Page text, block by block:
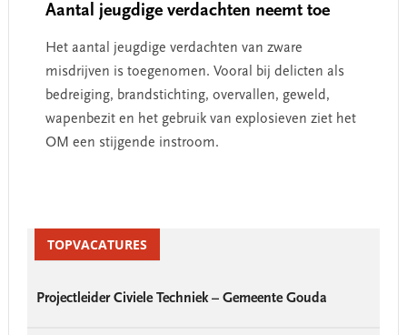
Aantal jeugdige verdachten neemt toe
Het aantal jeugdige verdachten van zware
misdrijven is toegenomen. Vooral bij delicten als
bedreiging, brandstichting, overvallen, geweld,
wapenbezit en het gebruik van explosieven ziet het
OM een stijgende instroom.
SidebarTOPVACATURES
Projectleider Civiele Techniek – Gemeente Gouda